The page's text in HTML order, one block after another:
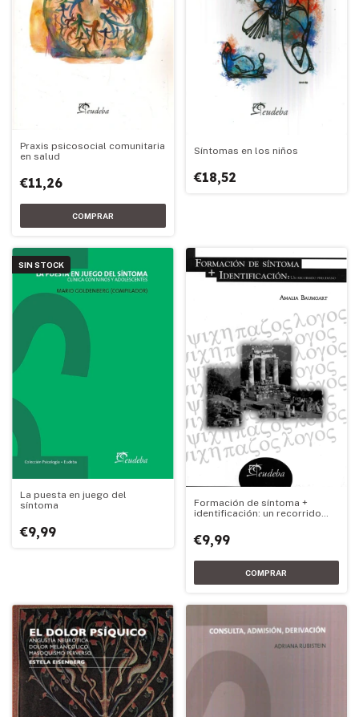
Praxis psicosocial comunitaria
en salud
€11,26
Síntomas en los niños
€18,52
SIN STOCK
La puesta en juego del
síntoma
€9,99
Formación de síntoma +
identificación: un recorrido
€9,99